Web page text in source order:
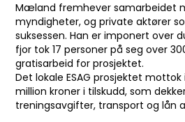
Mæland fremhever samarbeidet
myndigheter, og private aktører
suksessen. Han er imponert over
fjor tok 17 personer på seg over
gratisarbeid for prosjektet.
Det lokale ESAG prosjektet
million kroner i tilskudd, som
treningsavgifter, transport og lån